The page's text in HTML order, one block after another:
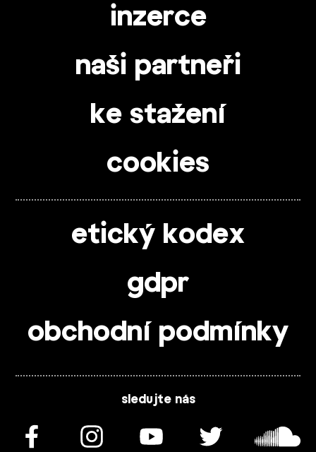
inzerce
naši partneři
ke stažení
cookies
etický kodex
gdpr
obchodní podmínky
sledujte nás